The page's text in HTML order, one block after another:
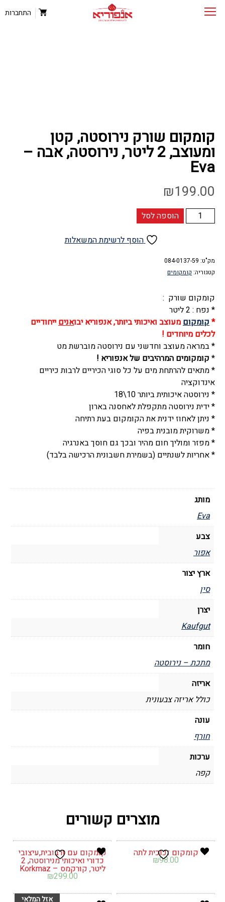
התחברות
קומקום שורק נירוסטה, קטן
ומעוצב, 2 ליטר, נירוסטה, אבה –
Eva
₪199.00
כמות
של
נירוסטה,
קטן
2
ליטר,
נירוסטה,
אבה
-
Eva
הוספה לסל
הוסף לרשימת המשאלות
מק"ט: 084-0137-59
קטגוריה: קומקומים
קומקום שורק :
* נפח : 2 ליטר
*קומקוםמעוצב ואיכותי ביותר, אנפוריא יבואניםייחודיים
לכלים מיוחדים !
* במראה מעוצב וחדשני עם נירוסטה מוברשת מט
* קומקומים המרהיבים של אנפוריא !
* מתאים להרתחת מים על כל סוגי הכיריים לרבות כיריים
אינדוקציה
* נירוסטה איכותית ביותר 10\18
* ידית נירוסטה מתקפלת לאחסנה בארון
* ניתן לאחוז ידנית את הקומקום בעת רתיחה
* משרוקית מובנית בפיה
* מפזר ומוליך חום מהיר ובכך גם חוסך באנרגיה
* אחריות לשנתיים (בשמירת חשבונית הרכישה בלבד)
מותג
Eva
צבע
אפור
ארץ יצור
סין
יצרן
Kaufgut
חומר
מתכת – נירוסטה
אריזה
כולל אריזה צבעונית
עונה
חורף
ערכות
קפה
מוצרים קשורים
קומקום זכוכית לתה
₪98.00
קומקום עם זרבובית,עיצובי
כדורי ואיכותי מנירוסטה, 2
ליטר, קורקמס – Korkmaz
₪299.00